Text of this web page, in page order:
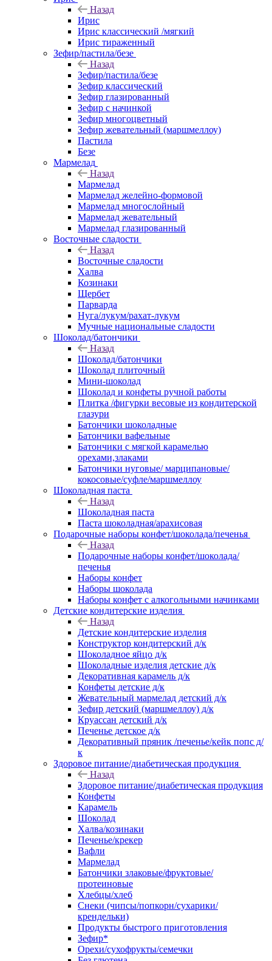
Назад
Ирис
Ирис классический /мягкий
Ирис тираженный
Зефир/пастила/безе
Назад
Зефир/пастила/безе
Зефир классический
Зефир глазированный
Зефир с начинкой
Зефир многоцветный
Зефир жевательный (маршмеллоу)
Пастила
Безе
Мармелад
Назад
Мармелад
Мармелад желейно-формовой
Мармелад многослойный
Мармелад жевательный
Мармелад глазированный
Восточные сладости
Назад
Восточные сладости
Халва
Козинаки
Щербет
Парварда
Нуга/лукум/рахат-лукум
Мучные национальные сладости
Шоколад/батончики
Назад
Шоколад/батончики
Шоколад плиточный
Мини-шоколад
Шоколад и конфеты ручной работы
Плитка /фигурки весовые из кондитерской
глазури
Батончики шоколадные
Батончики вафельные
Батончики с мягкой карамелью
орехами,злаками
Батончики нуговые/ марципановые/
кокосовые/суфле/маршмеллоу
Шоколадная паста
Назад
Шоколадная паста
Паста шоколадная/арахисовая
Подарочные наборы конфет/шоколада/печенья
Назад
Подарочные наборы конфет/шоколада/
печенья
Наборы конфет
Наборы шоколада
Наборы конфет с алкогольными начинками
Детские кондитерские изделия
Назад
Детские кондитерские изделия
Конструктор кондитерский д/к
Шоколадное яйцо д/к
Шоколадные изделия детские д/к
Декоративная карамель д/к
Конфеты детские д/к
Жевательный мармелад детский д/к
Зефир детский (маршмеллоу) д/к
Круассан детский д/к
Печенье детское д/к
Декоративный пряник /печенье/кейк попс д/
к
Здоровое питание/диабетическая продукция
Назад
Здоровое питание/диабетическая продукция
Конфеты
Карамель
Шоколад
Халва/козинаки
Печенье/крекер
Вафли
Мармелад
Батончики злаковые/фруктовые/
протеиновые
Хлебцы/хлеб
Снеки (чипсы/попкорн/сухарики/
крендельки)
Продукты быстрого приготовления
Зефир*
Орехи/сухофрукты/семечки